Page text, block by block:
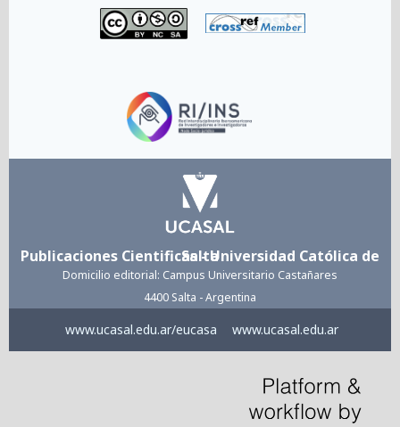
Publicaciones Cientificas - Universidad Católica de Salta
Domicilio editorial: Campus Universitario Castañares
4400 Salta - Argentina
www.ucasal.edu.ar/eucasa www.ucasal.edu.ar